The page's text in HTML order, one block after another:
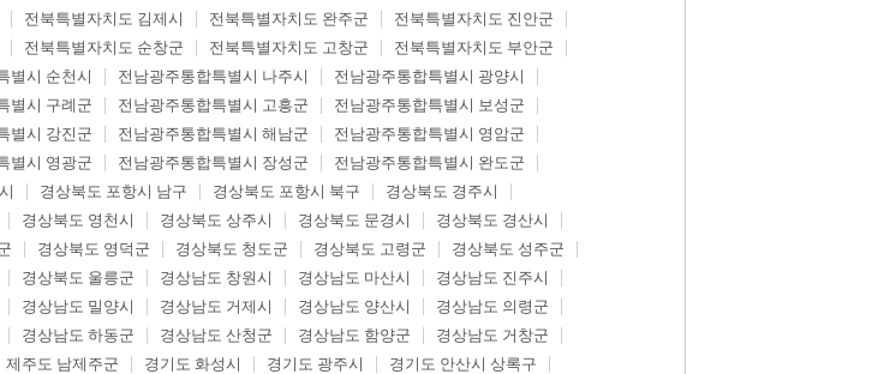
전북특별자치도 김제시 전북특별자치도 완주군
전북특별자치도 진안군
전북특별자치도 순창군 전북특별자치도 고창군
전북특별자치도 부안군
별시 순천시 전남광주통합특별시 나주시
전남광주통합특별시 광양시
별시 구례군 전남광주통합특별시 고흥군
전남광주통합특별시 보성군
별시 강진군 전남광주통합특별시 해남군
전남광주통합특별시 영암군
별시 영광군 전남광주통합특별시 장성군
전남광주통합특별시 완도군
경상북도 포항시 남구 경상북도 포항시 북구
경상북도 경주시
경상북도 영천시 경상북도 상주시 경상북도 문경시
경상북도 경산시
경상북도 영덕군 경상북도 청도군 경상북도 고령군
경상북도 성주군
경상북도 울릉군 경상남도 창원시 경상남도 마산시
경상남도 진주시
경상남도 밀양시 경상남도 거제시 경상남도 양산시
경상남도 의령군
경상남도 하동군 경상남도 산청군 경상남도 함양군
경상남도 거창군
제주도 남제주군 경기도 화성시 경기도 광주시
경기도 안산시 상록구